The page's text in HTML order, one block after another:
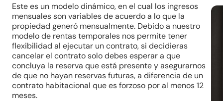
Este es un modelo dinámico, en el cual los ingresos
mensuales son variables de acuerdo a lo que la
propiedad generó mensualmente. Debido a nuestro
modelo de rentas temporales nos permite tener
flexibilidad al ejecutar un contrato, si decidieras
cancelar el contrato solo debes esperar a que
concluya la reserva que está presente y asegurarnos
de que no hayan reservas futuras, a diferencia de un
contrato habitacional que es forzoso por al menos 12
meses.